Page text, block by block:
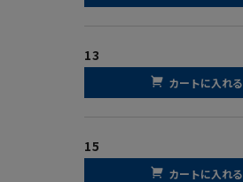
13
カートに入れる
15
カートに入れる